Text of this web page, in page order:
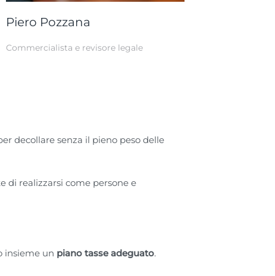
Piero Pozzana
Commercialista e revisore legale
decollare senza il pieno peso delle
realizzarsi come persone e
insieme un piano tasse adeguato.